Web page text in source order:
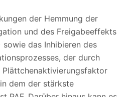
der Hemmung der
und des Freigabeeffekts
das Inhibieren des
der durch
Plättchenaktivierungsfaktor
dem der stärkste